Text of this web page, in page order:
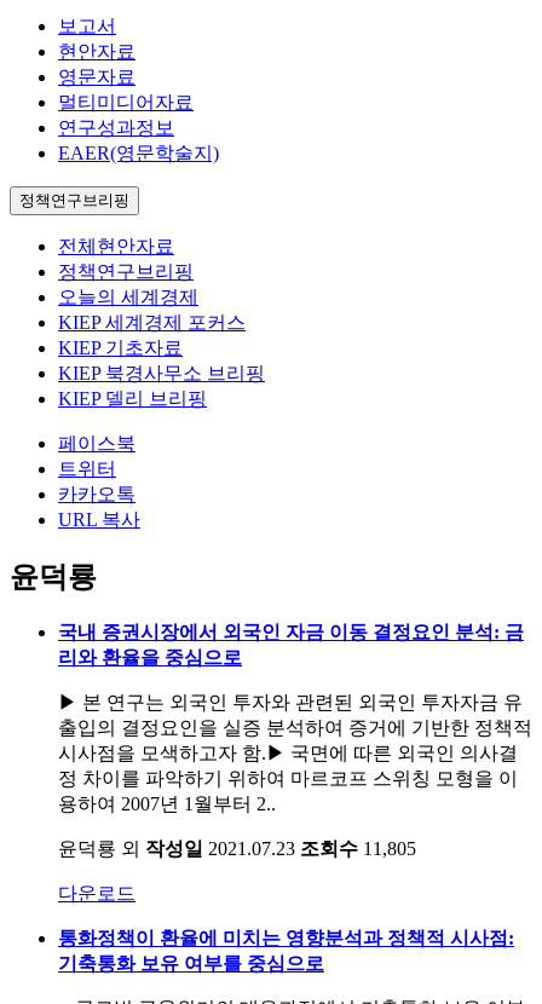
보고서
현안자료
영문자료
멀티미디어자료
연구성과정보
EAER(영문학술지)
정책연구브리핑
전체현안자료
정책연구브리핑
오늘의 세계경제
KIEP 세계경제 포커스
KIEP 기초자료
KIEP 북경사무소 브리핑
KIEP 델리 브리핑
페이스북
트위터
카카오톡
URL 복사
윤덕룡
국내 증권시장에서 외국인 자금 이동 결정요인 분석: 금
리와 환율을 중심으로
▶ 본 연구는 외국인 투자와 관련된 외국인 투자자금 유
출입의 결정요인을 실증 분석하여 증거에 기반한 정책적
시사점을 모색하고자 함.▶ 국면에 따른 외국인 의사결
정 차이를 파악하기 위하여 마르코프 스위칭 모형을 이
용하여 2007년 1월부터 2..
윤덕룡 외 작성일 2021.07.23 조회수 11,805
다운로드
통화정책이 환율에 미치는 영향분석과 정책적 시사점:
기축통화 보유 여부를 중심으로